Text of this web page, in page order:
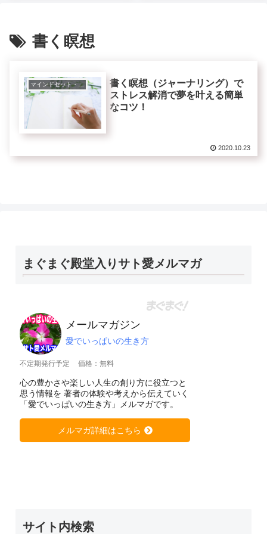
書く瞑想
マインドセット・自己啓発
書く瞑想（ジャーナリング）で
ストレス解消で夢を叶える簡単
なコツ！
2020.10.23
まぐまぐ殿堂入りサト愛メルマガ
メールマガジン
愛でいっぱいの生き方
不定期発行予定 価格：無料
心の豊かさや楽しい人生の創り方に役立つと
思う情報を 著者の体験や考えから伝えていく
「愛でいっぱいの生き方」メルマガです。
メルマガ詳細はこちら
サイト内検索